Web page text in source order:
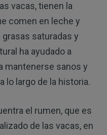
vacas, tienen la
comen en leche y
saturadas y
ha ayudado a
mantenerse sanos y
lo largo de la historia.
el rumen, que es
de las vacas, en